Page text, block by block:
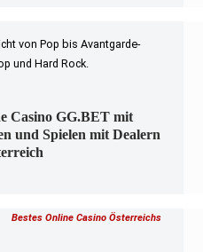
von Pop bis Avantgarde-
und Hard Rock.
Casino GG.BET mit
und Spielen mit Dealern
Bestes Online Casino Österreichs